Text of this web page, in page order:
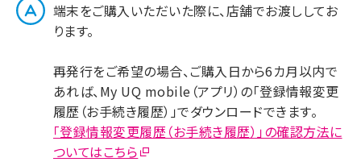
端末をご購入いただいた際に、店舗でお渡ししてお
ります。
再発行をご希望の場合、ご購入日から6カ月以内で
あれば、My UQ mobile（アプリ）の「登録情報変更
履歴（お手続き履歴）」でダウンロードできます。
「登録情報変更履歴（お手続き履歴）」の確認方法に
ついてはこちら